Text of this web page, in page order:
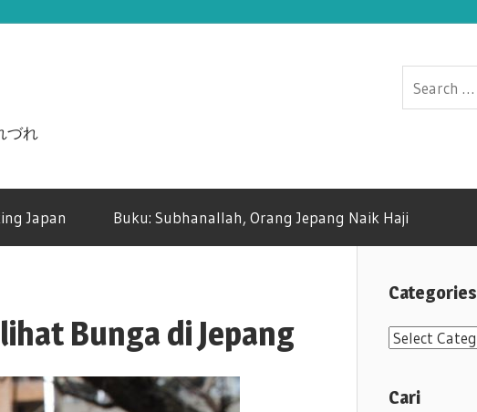
づれ
Japan Buku: Subhanallah, Orang Jepang Naik Haji
Bunga di Jepang
Categories
C
t
Cari